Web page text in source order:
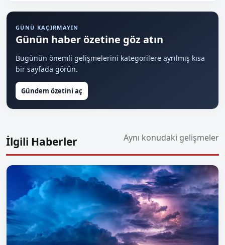
GÜNÜ KAÇIRMAYIN
Günün haber özetine göz atın
Bugünün önemli gelişmelerini kategorilere ayrılmış kısa
bir sayfada görün.
Gündem özetini aç
İlgili Haberler Aynı konudaki gelişmeler